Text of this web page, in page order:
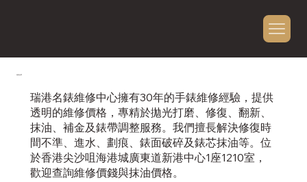
​維修品牌
瑞港名錶維修中心擁有30年的手錶維修經驗，提供
透明的維修價格，專精於拋光打磨、修復、翻新、
抹油、補金及錶帶調整服務。我們擅長解決修復時
間不準、進水、劃痕、錶面破碎及錶芯抹油等。位
於香港尖沙咀海港城廣東道新港中心1座1210室，
歡迎查詢維修價錢與抹油價格。